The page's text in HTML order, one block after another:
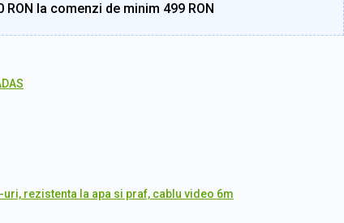
RON la comenzi de minim 499 RON
rezistenta la apa si praf, cablu video 6m